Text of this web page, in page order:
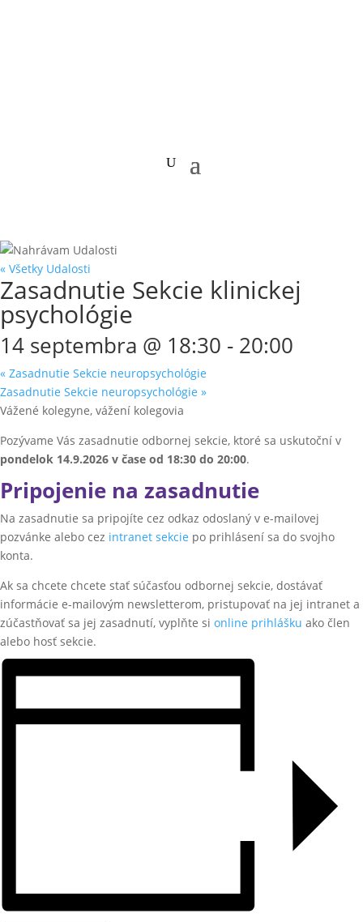
« Všetky Udalosti
Zasadnutie Sekcie klinickej
psychológie
14 septembra @ 18:30 - 20:00
« Zasadnutie Sekcie neuropsychológie
Zasadnutie Sekcie neuropsychológie »
Vážené kolegyne, vážení kolegovia
Pozývame Vás zasadnutie odbornej sekcie, ktoré sa uskutoční v
pondelok 14.9.2026 v čase od 18:30 do 20:00.
Pripojenie na zasadnutie
Na zasadnutie sa pripojíte cez odkaz odoslaný v e-mailovej
pozvánke alebo cez intranet sekcie po prihlásení sa do svojho
konta.
Ak sa chcete chcete stať súčasťou odbornej sekcie, dostávať
informácie e-mailovým newsletterom, pristupovať na jej intranet a
zúčastňovať sa jej zasadnutí, vyplňte si online prihlášku ako člen
alebo hosť sekcie.